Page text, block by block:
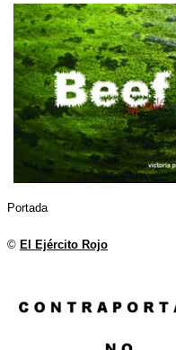
Portada
© El Ejército Rojo